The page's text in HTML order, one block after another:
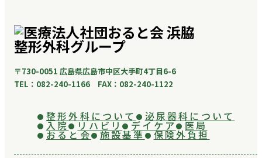
〒730-0051 広島県広島市中区大手町4丁目6-6
TEL：082-240-1166 FAX：082-240-1122
整形外科について 泌尿器科について
入院 リハビリ デイケア 医局
おると会 施設基準 保険外負担